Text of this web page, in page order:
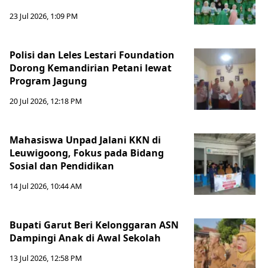
23 Jul 2026, 1:09 PM
Polisi dan Leles Lestari Foundation
Dorong Kemandirian Petani lewat
Program Jagung
20 Jul 2026, 12:18 PM
Mahasiswa Unpad Jalani KKN di
Leuwigoong, Fokus pada Bidang
Sosial dan Pendidikan
14 Jul 2026, 10:44 AM
Bupati Garut Beri Kelonggaran ASN
Dampingi Anak di Awal Sekolah
13 Jul 2026, 12:58 PM